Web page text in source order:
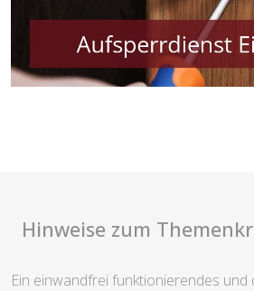
Hinweise zum
Ein einwandfrei funktionierendes und